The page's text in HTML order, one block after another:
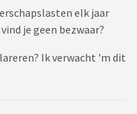
elk jaar
je geen bezwaar?
Ik verwacht 'm dit